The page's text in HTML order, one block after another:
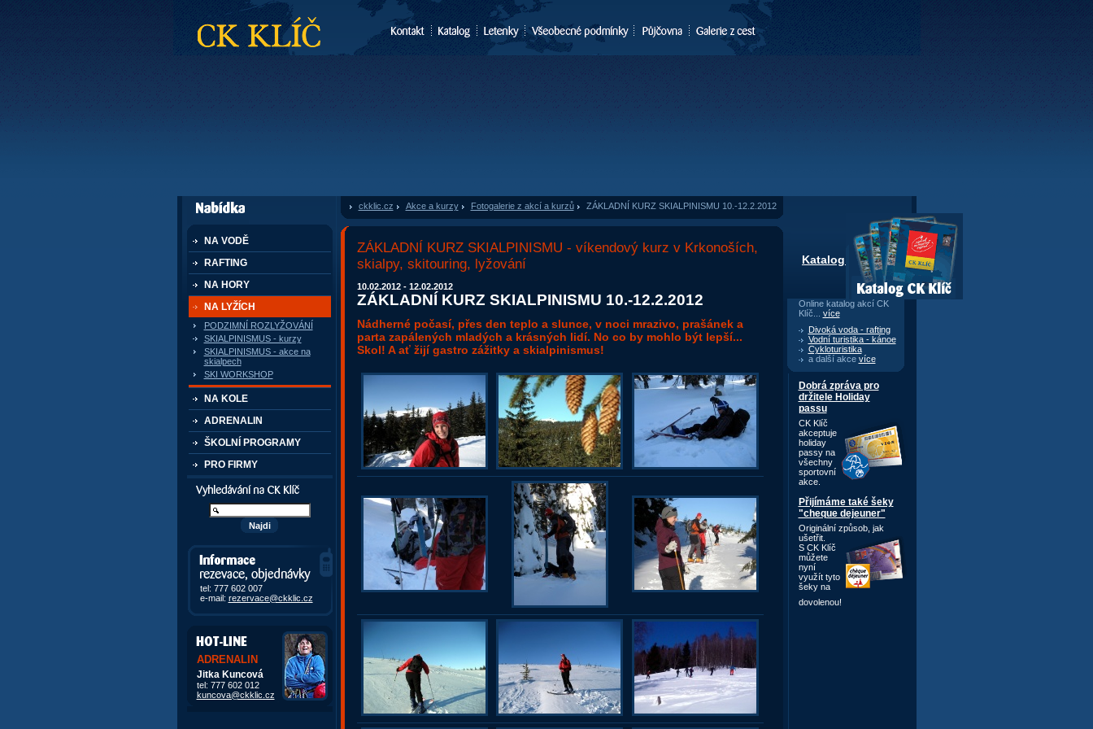
CK Klíč
dále nabízí
NA VODĚ
RAFTING
NA HORY
NA LYŽÍCH
PODZIMNÍ ROZLYŽOVÁNÍ
SKIALPINISMUS - kurzy
SKIALPINISMUS - akce na
skialpech
SKI WORKSHOP
NA KOLE
ADRENALIN
ŠKOLNÍ PROGRAMY
PRO FIRMY
Vyhledávání kurzů a akcí
Informace, rezervace,
objedávky
tel: 777 602 007
e-mail: rezervace@ckklic.cz
ADRENALIN
Jitka Kuncová
tel: 777 602 012
kuncova@ckklic.cz
ckklic.cz Akce a kurzy» Fotogalerie z akcí a kurzů» ZÁKLADNÍ KURZ SKIALPINISMU 10.-12.2.2012
ZÁKLADNÍ KURZ SKIALPINISMU - víkendový kurz v Krkonoších,
skialpy, skitouring, lyžování
10.02.2012 - 12.02.2012
ZÁKLADNÍ KURZ SKIALPINISMU 10.-12.2.2012
Nádherné počasí, přes den teplo a slunce, v noci mrazivo, prašánek a
parta zapálených mladých a krásných lidí. No co by mohlo být lepší...
Skol! A ať žijí gastro zážitky a skialpinismus!
Katalog CK Klíč
Online katalog akcí CK
Klíč... více
Divoká voda - rafting
Vodní turistika - kánoe
Cykloturistika
a další akce více
Dobrá zpráva pro
držitele Holiday
passu
CK Klíč
akceptuje
holiday
passy na
všechny
sportovní
akce.
Přijímáme také šeky
"cheque dejeuner"
Originální způsob, jak
ušetřit.
S CK Klíč
můžete
nyní
využít tyto
šeky na
dovolenou!